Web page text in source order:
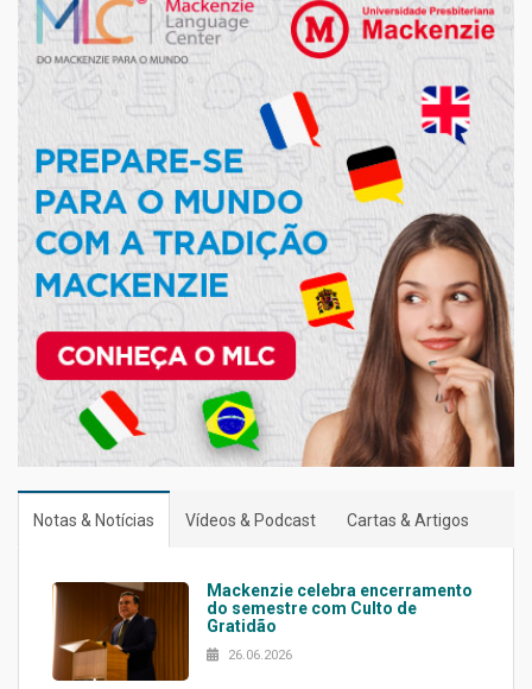
Notas & Notícias Vídeos & Podcast Cartas & Artigos
Mackenzie celebra encerramento
do semestre com Culto de
Gratidão
26.06.2026